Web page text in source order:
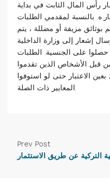
رأس المال الثابت في بداية
بالنسبة لمقدمي الطلبات
بوثائق مزيفة أو مضللة ، يتم
إشعار إلى وزارة الداخلية
حصلوا على الجنسية. الطلبات
قبل الأشخاص الذين تقدموا
الاعتبار حتى لو استوفوا
المعايير ذات الصلة.
Prev Post
التركية عن طريق الاستثمار